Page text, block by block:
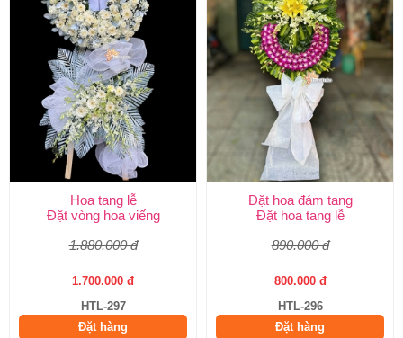
Hoa tang lễ
Đặt vòng hoa viếng
1.880.000 đ
1.700.000 đ
HTL-297
Đặt hàng
Đặt hoa đám tang
Đặt hoa tang lễ
890.000 đ
800.000 đ
HTL-296
Đặt hàng